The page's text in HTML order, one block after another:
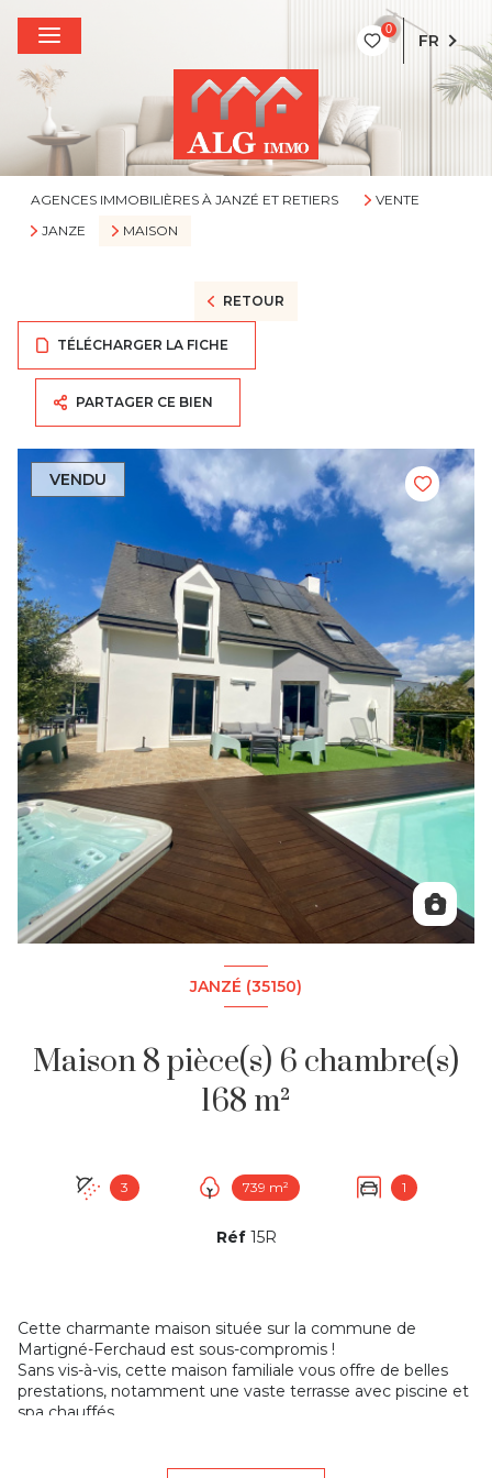
0
FR
AGENCES IMMOBILIÈRES À JANZÉ ET RETIERS
VENTE
JANZE
MAISON
RETOUR
TÉLÉCHARGER LA FICHE
PARTAGER CE BIEN
VENDU
JANZÉ (35150)
Maison 8 pièce(s) 6 chambre(s)
168 m²
3 739 m² 1
Réf 15R
Cette charmante maison située sur la commune de
Martigné-Ferchaud est sous-compromis !
Sans vis-à-vis, cette maison familiale vous offre de belles
prestations, notamment une vaste terrasse avec piscine et
spa chauffés.